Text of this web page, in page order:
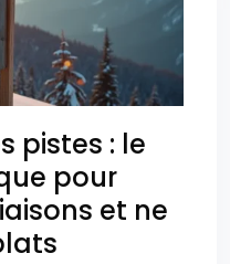
pistes : le
pour
et ne